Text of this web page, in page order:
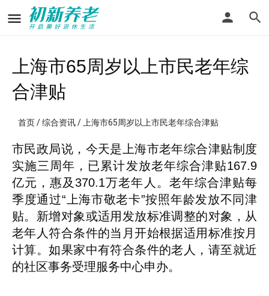
上海市65周岁以上市民老年综
合津贴
首页/综合资讯/ 上海市65周岁以上市民老年综合津贴
市民政局说，今天是上海市老年综合津贴制度
实施三周年，已累计发放老年综合津贴167.9
亿元，惠及370.1万老年人。老年综合津贴每
季度通过“上海市敬老卡”按照年龄发放不同津
贴。新增对象或适用发放标准调整的对象，从
老年人符合条件的当月开始根据适用标准按月
计算。如果家中有符合条件的老人，请至就近
的社区事务受理服务中心申办。